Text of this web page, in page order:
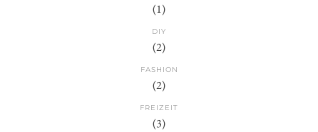
(1)
DIY
(2)
FASHION
(2)
FREIZEIT
(3)